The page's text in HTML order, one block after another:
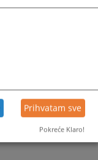
Prihvatam sve
Pokreće Klaro!